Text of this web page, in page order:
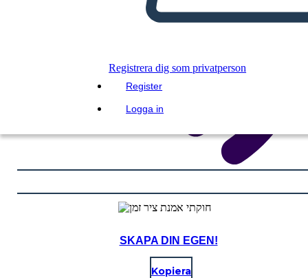
Registrera dig som privatperson
Register
Logga in
SKAPA DIN EGEN!
Kopiera